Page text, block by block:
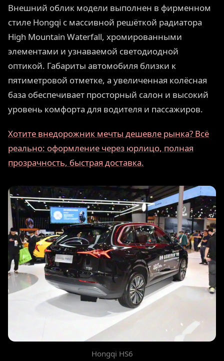
Внешний облик модели выполнен в фирменном
стиле Hongqi с массивной решёткой радиатора
High Mountain Waterfall, хромированными
элементами и узнаваемой светодиодной
оптикой. Габариты автомобиля близки к
пятиметровой отметке, а увеличенная колёсная
база обеспечивает просторный салон и высокий
уровень комфорта для водителя и пассажиров.
Хотите внедорожник мечты дешевле рынка? Всё
реально: оформление через юрлицо, полная
прозрачность, быстрая доставка.
Hongqi HS6